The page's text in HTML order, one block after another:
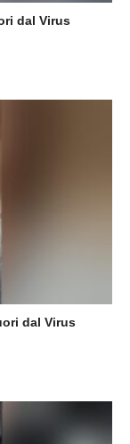
dal Virus
dal Virus